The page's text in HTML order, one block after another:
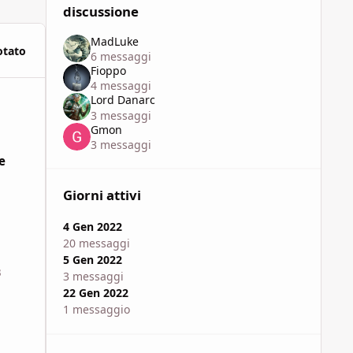
discussione
MadLuke
6 messaggi
Fioppo
4 messaggi
Lord Danarc
3 messaggi
Gmon
3 messaggi
Giorni attivi
4 Gen 2022
20 messaggi
5 Gen 2022
3 messaggi
22 Gen 2022
1 messaggio